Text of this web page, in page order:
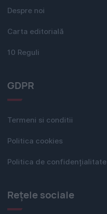
Despre noi
Carta editorială
10 Reguli
GDPR
Termeni si conditii
Politica cookies
Politica de confidențialitate
Rețele sociale